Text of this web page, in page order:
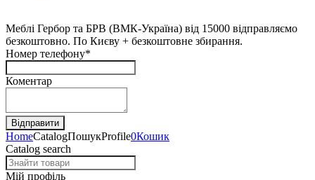
Меблі Гербор та БРВ (ВМК-Україна) від 15000 відправляємо
безкоштовно. По Києву + безкоштовне збирання.
Номер телефону*
Коментар
HomeCatalogПошукProfile0Кошик
Catalog search
Мій профіль